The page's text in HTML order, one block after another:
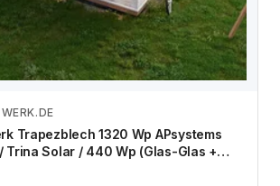
Zum Angebot
Trapezblech 1320 Wp APsystems
Trina Solar / 440 Wp (Glas-Glas +